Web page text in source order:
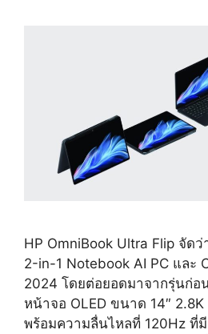
HP OmniBook Ultra Flip จัด
2-in-1 Notebook AI PC และ
2024 โดยต่อยอดมาจากรุ่นก่
หน้าจอ OLED ขนาด 14″
พร้อมความลื่นไหลที่ 120Hz ที่